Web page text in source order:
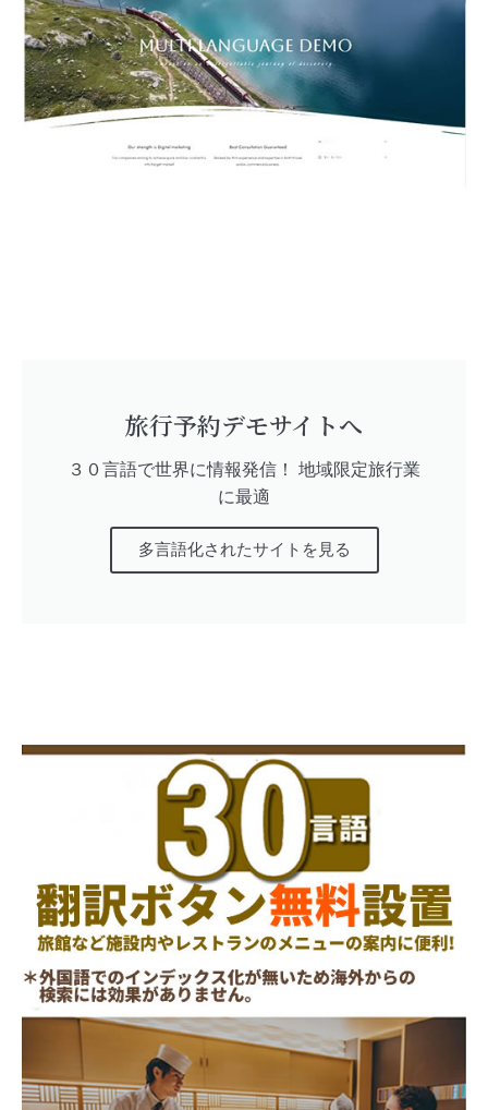
旅行予約デモサイトへ
３０言語で世界に情報発信！ 地域限定旅行業
に最適
多言語化されたサイトを見る